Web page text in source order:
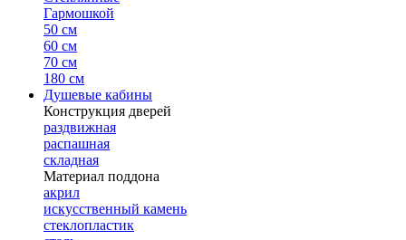
Гармошкой
50 см
60 см
70 см
180 см
Душевые кабины
Конструкция дверей
раздвижная
распашная
складная
Материал поддона
акрил
искусственный камень
стеклопластик